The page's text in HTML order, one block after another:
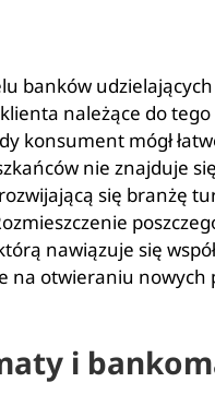
banków
należące do
konsument mógł
nie znajduje
się branżę
nawiązuje się
na otwieraniu nowych
i